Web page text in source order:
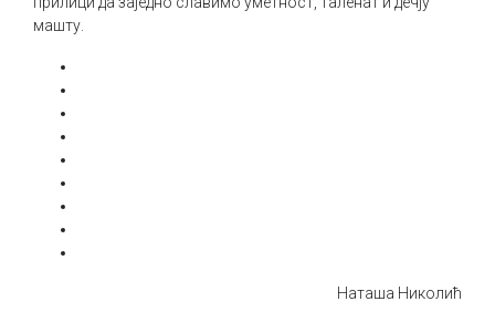
машту.
Наташа Николић